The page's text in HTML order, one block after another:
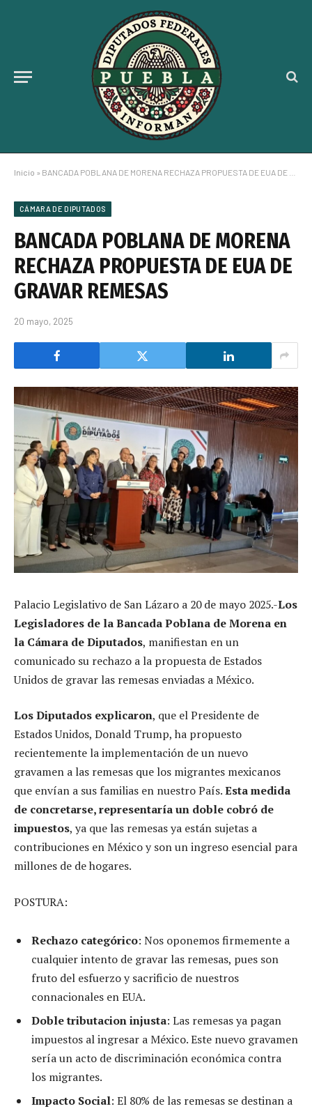
Inicio » BANCADA POBLANA DE MORENA RECHAZA PROPUESTA DE EUA DE GRAVAR REMESAS
CÁMARA DE DIPUTADOS
BANCADA POBLANA DE MORENA
RECHAZA PROPUESTA DE EUA DE
GRAVAR REMESAS
20 mayo, 2025
Palacio Legislativo de San Lázaro a 20 de mayo 2025.-Los
Legisladores de la Bancada Poblana de Morena en
la Cámara de Diputados, manifiestan en un
comunicado su rechazo a la propuesta de Estados
Unidos de gravar las remesas enviadas a México.
Los Diputados explicaron, que el Presidente de
Estados Unidos, Donald Trump, ha propuesto
recientemente la implementación de un nuevo
gravamen a las remesas que los migrantes mexicanos
que envían a sus familias en nuestro País.Esta medida
de concretarse, representaría un doble cobró de
impuestos, ya que las remesas ya están sujetas a
contribuciones en México y son un ingreso esencial para
millones de de hogares.
POSTURA:
Rechazo categórico: Nos oponemos firmemente a
cualquier intento de gravar las remesas, pues son
fruto del esfuerzo y sacrificio de nuestros
connacionales en EUA.
Doble tributacion injusta: Las remesas ya pagan
impuestos al ingresar a México. Este nuevo gravamen
sería un acto de discriminación económica contra
los migrantes.
Impacto Social: El 80% de las remesas se destinan a